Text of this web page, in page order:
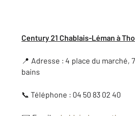
Century 21 Chablais-Léman à
📍 Adresse : 4 place du marché,
bains
📞 Téléphone : 04 50 83 02 40